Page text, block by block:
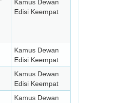
Kamus Dewan
Edisi Keempat
Kamus Dewan
Edisi Keempat
Kamus Dewan
Edisi Keempat
Kamus Dewan